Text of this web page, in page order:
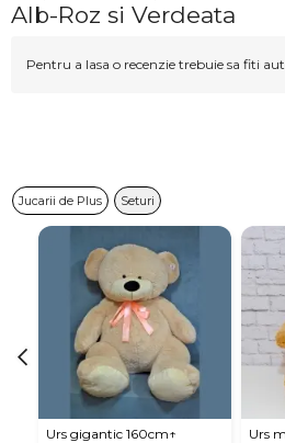
Alb-Roz si Verdeata
Pentru a lasa o recenzie trebuie sa fiti
Jucarii de Plus Seturi
Urs gigantic 160cm↑ Urs